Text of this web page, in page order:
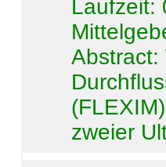
Laufzeit:
Abstract:
zweier